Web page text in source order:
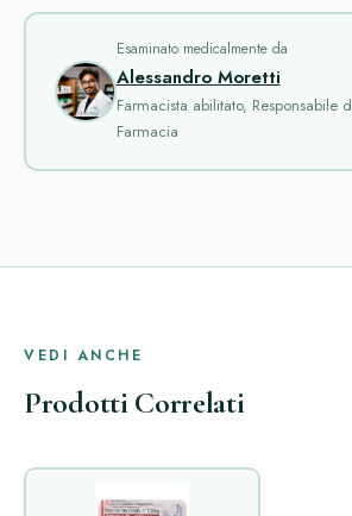
Esaminato medicalmente da
Alessandro Moretti
Farmacista abilitato, Responsabile
Farmacia
VEDI ANCHE
Prodotti Correlati